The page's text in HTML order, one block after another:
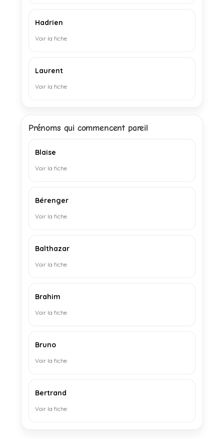
Hadrien
Voir la fiche
Laurent
Voir la fiche
Prénoms qui commencent pareil
Blaise
Voir la fiche
Bérenger
Voir la fiche
Balthazar
Voir la fiche
Brahim
Voir la fiche
Bruno
Voir la fiche
Bertrand
Voir la fiche